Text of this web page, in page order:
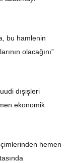
bu hamlenin
olacağını”
dışişleri
ekonomik
hemen